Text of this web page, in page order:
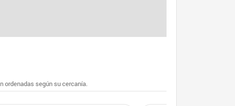
ordenadas según su cercanía.